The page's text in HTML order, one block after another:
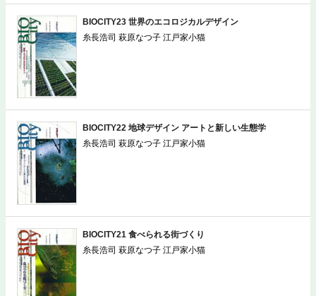
糸長浩司 萩原なつ子 江戸家小猫
糸長浩司 萩原なつ子 江戸家小猫
BIOCITY21 食べられる街づくり
糸長浩司 萩原なつ子 江戸家小猫